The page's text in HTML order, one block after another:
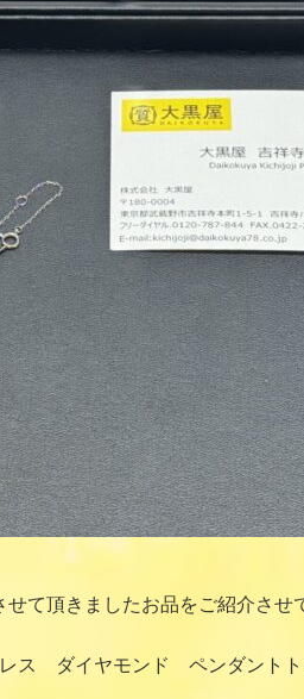
て頂きましたお品をご紹介させ
ス ダイヤモンド ペンダント